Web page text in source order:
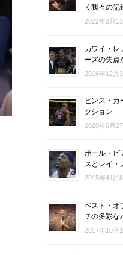
く我々の記
2022年3月
カワイ・レ
ーズの失点
2016年12月
ビンス・
クション
2020年6月27
ポール・
スとレイ・
2015年4月18
ベスト・オ
チの多彩な
2017年10月